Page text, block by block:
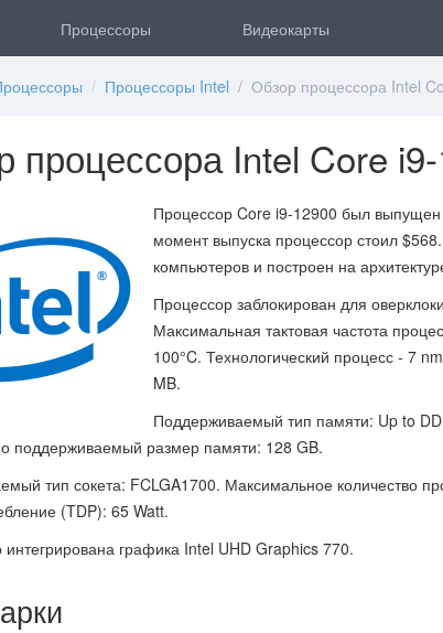
Процессоры Видеокарты
/ Процессоры Intel / Обзор процессора Intel
процессора Intel Core
Процессор Core i9-12900 был
момент выпуска процессор стоил
компьютеров и построен на
Процессор заблокирован для
Максимальная тактовая частота
100°C. Технологический процесс - 7
MB.
Поддерживаемый тип памяти: Up to
поддерживаемый размер памяти: 128 GB.
тип сокета: FCLGA1700. Максимальное количество
(TDP): 65 Watt.
интегрирована графика Intel UHD Graphics 770.